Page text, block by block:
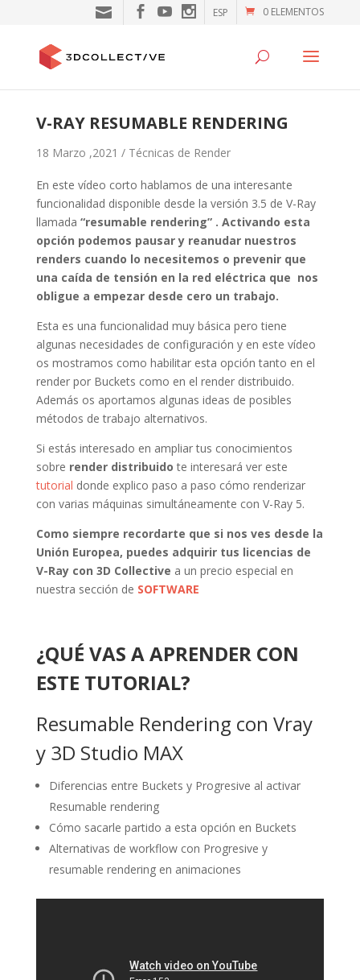
0 ELEMENTOS
ESP
V-RAY RESUMABLE RENDERING
18 Marzo ,2021 / Técnicas de Render
En este vídeo corto hablamos de una interesante
funcionalidad disponible desde la versión 3.5 de V-Ray
llamada “resumable rendering” . Activando esta
opción podemos pausar y reanudar nuestros
renders cuando lo necesitemos o prevenir que
una caída de tensión en la red eléctrica que nos
obligue a empezar desde cero un trabajo.
Esta es una funcionalidad muy básica pero tiene
algunas necesidades de configuración y en este vídeo
os mostramos como habilitar esta opción tanto en el
render por Buckets como en el render distribuido.
Además os aportamos algunas ideas de posibles
métodos de trabajo alternativos.
Si estás interesado en ampliar tus conocimientos
sobre render distribuido te interesará ver este
tutorial donde explico paso a paso cómo renderizar
con varias máquinas simultáneamente con V-Ray 5.
Como siempre recordarte que si nos ves desde la
Unión Europea, puedes adquirir tus licencias de
V-Ray con 3D Collective a un precio especial en
nuestra sección de SOFTWARE
¿QUÉ VAS A APRENDER CON
ESTE TUTORIAL?
Resumable Rendering con Vray
y 3D Studio MAX
Diferencias entre Buckets y Progresive al activar
Resumable rendering
Cómo sacarle partido a esta opción en Buckets
Alternativas de workflow con Progresive y
resumable rendering en animaciones